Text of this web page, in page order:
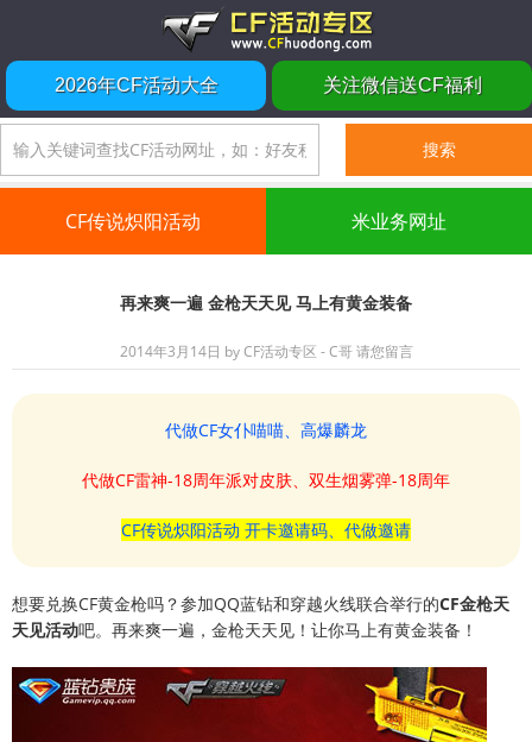
2026年CF活动大全 关注微信送CF福利
CF传说炽阳活动 米业务网址
再来爽一遍 金枪天天见 马上有黄金装备
2014年3月14日 byCF活动专区 - C哥 请您留言
代做CF女仆喵喵、高爆麟龙
代做CF雷神-18周年派对皮肤、双生烟雾弹-18周年
CF传说炽阳活动 开卡邀请码、代做邀请
想要兑换CF黄金枪吗？参加QQ蓝钻和穿越火线联合举行的CF金枪天
天见活动吧。再来爽一遍，金枪天天见！让你马上有黄金装备！